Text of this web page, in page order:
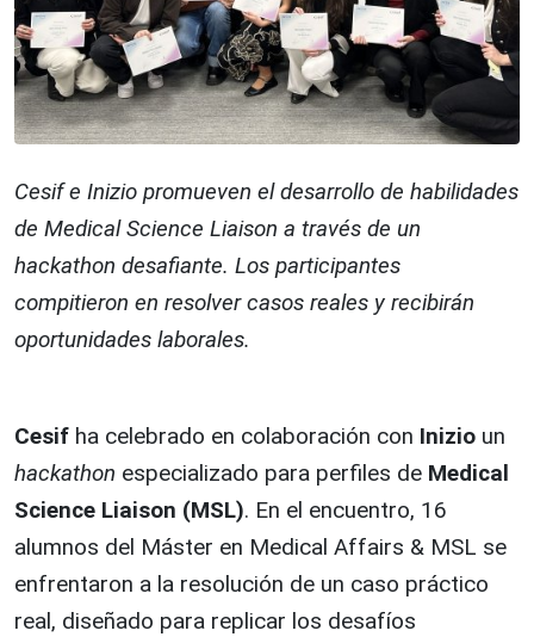
Cesif e Inizio promueven el desarrollo de habilidades
de Medical Science Liaison a través de un
hackathon desafiante. Los participantes
compitieron en resolver casos reales y recibirán
oportunidades laborales.
Cesif ha celebrado en colaboración con Inizio un
hackathon especializado para perfiles de Medical
Science Liaison (MSL). En el encuentro, 16
alumnos del Máster en Medical Affairs & MSL se
enfrentaron a la resolución de un caso práctico
real, diseñado para replicar los desafíos